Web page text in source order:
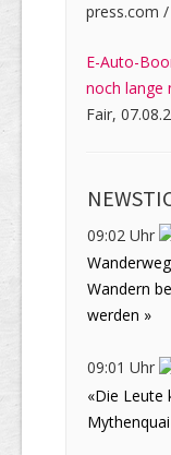
press.com /
E-Auto-
noch lange
Fair,
09:02 Uhr
Wandern
werden »
09:01 Uhr
«Die Leute